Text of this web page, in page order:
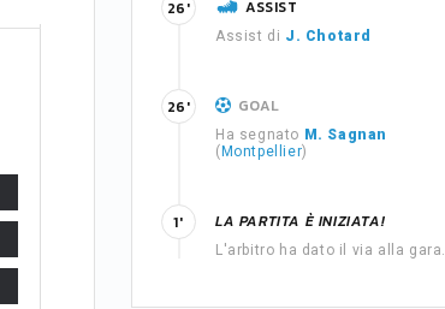
ASSIST
Assist di J. Chotard
26'
GOAL
Ha segnato M. Sagnan
( Montpellier)
26'
LA PARTITA È INIZIATA!
L'arbitro ha dato il via alla gara.
1'